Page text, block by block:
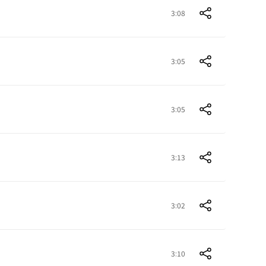
3:08
3:05
3:05
3:13
3:02
3:10